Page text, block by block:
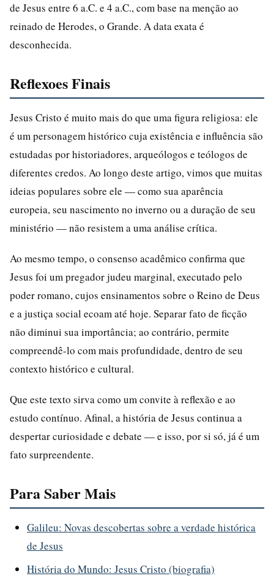
de Jesus entre 6 a.C. e 4 a.C., com base na menção ao
reinado de Herodes, o Grande. A data exata é
desconhecida.
Reflexoes Finais
Jesus Cristo é muito mais do que uma figura religiosa: ele
é um personagem histórico cuja existência e influência são
estudadas por historiadores, arqueólogos e teólogos de
diferentes credos. Ao longo deste artigo, vimos que muitas
ideias populares sobre ele — como sua aparência
europeia, seu nascimento no inverno ou a duração de seu
ministério — não resistem a uma análise crítica.
Ao mesmo tempo, o consenso acadêmico confirma que
Jesus foi um pregador judeu marginal, executado pelo
poder romano, cujos ensinamentos sobre o Reino de Deus
e a justiça social ecoam até hoje. Separar fato de ficção
não diminui sua importância; ao contrário, permite
compreendê-lo com mais profundidade, dentro de seu
contexto histórico e cultural.
Que este texto sirva como um convite à reflexão e ao
estudo contínuo. Afinal, a história de Jesus continua a
despertar curiosidade e debate — e isso, por si só, já é um
fato surpreendente.
Para Saber Mais
Galileu: Novas descobertas sobre a verdade histórica
de Jesus
História do Mundo: Jesus Cristo (biografia)